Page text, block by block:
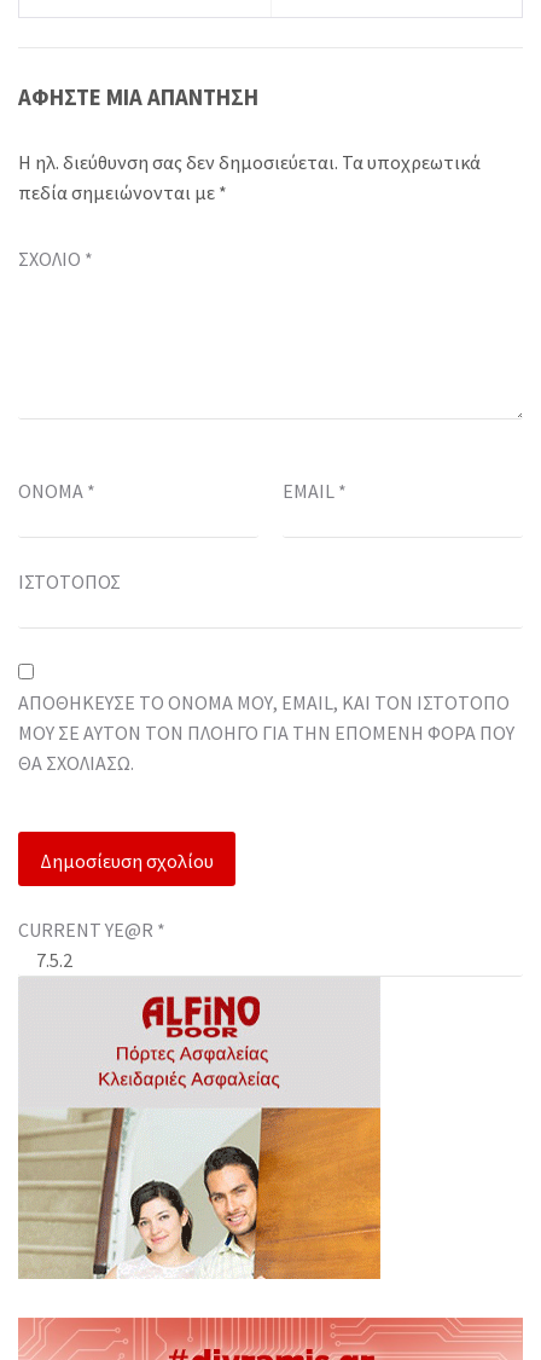
ΑΦΉΣΤΕ ΜΙΑ ΑΠΆΝΤΗΣΗ
Η ηλ. διεύθυνση σας δεν δημοσιεύεται. Τα υποχρεωτικά
πεδία σημειώνονται με *
ΣΧΌΛΙΟ *
ΌΝΟΜΑ * EMAIL *
ΙΣΤΌΤΟΠΟΣ
ΑΠΟΘΉΚΕΥΣΕ ΤΟ ΌΝΟΜΆ ΜΟΥ, EMAIL, ΚΑΙ ΤΟΝ ΙΣΤΌΤΟΠΟ
ΜΟΥ ΣΕ ΑΥΤΌΝ ΤΟΝ ΠΛΟΗΓΌ ΓΙΑ ΤΗΝ ΕΠΌΜΕΝΗ ΦΟΡΆ ΠΟΥ
ΘΑ ΣΧΟΛΙΆΣΩ.
CURRENT YE@R *